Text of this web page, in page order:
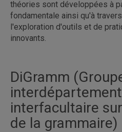
théories sont développées à
fondamentale ainsi qu'à
l'exploration d'outils et de
innovants.
DiGramm
interfacultaire
de la grammaire)